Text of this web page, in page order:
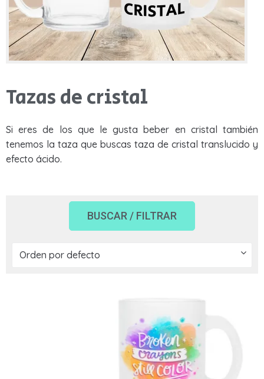
Tazas de cristal
Si eres de los que le gusta beber en cristal también
tenemos la taza que buscas taza de cristal translucido y
efecto ácido.
BUSCAR / FILTRAR
Sudaderas
Tazas
QUIENES SOMOS
¿PREGUNTAS?
Sudaderas
Tazas
Rango de Precios
APLICAR FILTROS